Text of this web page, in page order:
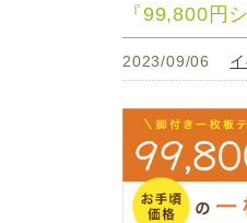
『99,800円
2023/09/06